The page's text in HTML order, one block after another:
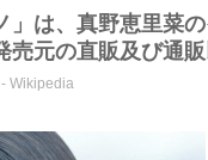
」は、真野恵里菜
売元の直販及び通
Wikipedia